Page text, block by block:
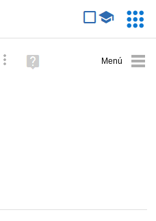
Búsqueda avanzada
Ayuda
(en